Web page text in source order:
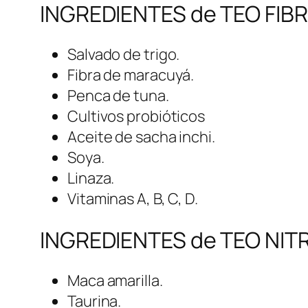
INGREDIENTES de TEO
Salvado de trigo.
Fibra de maracuyá.
Penca de tuna.
Cultivos probióticos
Aceite de sacha inchi.
Soya.
Linaza.
Vitaminas A, B, C, D.
INGREDIENTES de TEO
Maca amarilla.
Taurina.